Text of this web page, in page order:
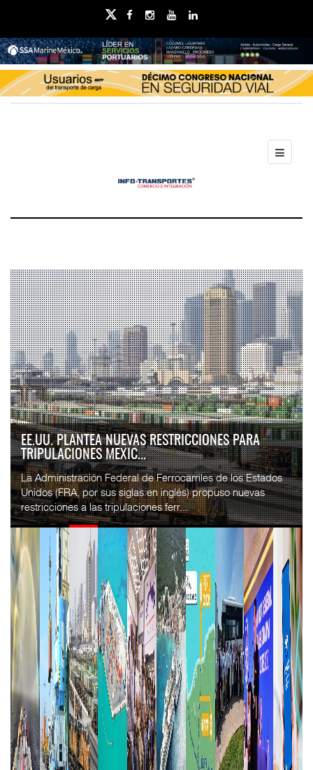
EE.UU. PLANTEA NUEVAS RESTRICCIONES PARA
TRIPULACIONES MEXIC...
La Administración Federal de Ferrocarriles de los Estados
Unidos (FRA, por sus siglas en inglés) propuso nuevas
restricciones a las tripulaciones ferr...